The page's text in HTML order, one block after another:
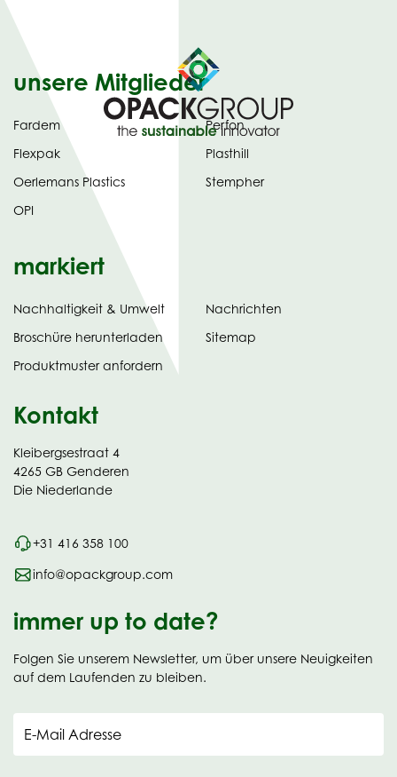
unsere Mitglieder
Fardem
Flexpak
Oerlemans Plastics
OPI
Perfon
Plasthill
Stempher
markiert
Nachhaltigkeit & Umwelt
Broschüre herunterladen
in
new
Produktmuster anfordern
Nachrichten
Sitemap
Kontakt
Kleibergsestraat 4
4265 GB Genderen
Die Niederlande
+31 416 358 100
info@opackgroup.com
immer up to date?
Folgen Sie unserem Newsletter, um über unsere Neuigkeiten
auf dem Laufenden zu bleiben.
E-Mail Adresse